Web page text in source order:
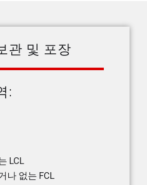
관 및 포장
:
LCL
나 없는 FCL